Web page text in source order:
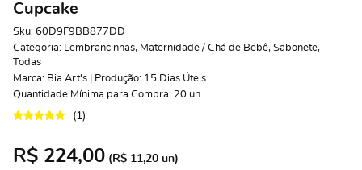
Cupcake
Sku: 60D9F9BB877DD
Categoria: Lembrancinhas, Maternidade / Chá de Bebê, Sabonete,
Todas
Marca: Bia Art's | Produção: 15 Dias Úteis
Quantidade Mínima para Compra: 20 un
(1)
R$ 224,00 (R$ 11,20 un)